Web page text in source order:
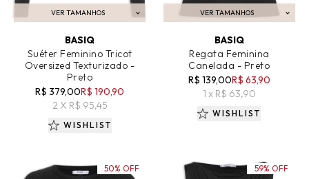
VER TAMANHOS
ADICIONAR AO CARRINHO
BASIQ
Suéter Feminino Tricot
Oversized Texturizado -
Preto
R$ 379,00R$ 190,90
2 X R$ 95,45
WISHLIST
VER TAMANHOS
ADICIONAR AO CARRINHO
BASIQ
Regata Feminina
Canelada - Preto
R$ 139,00R$ 63,90
1 x R$ 63,90
WISHLIST
50% OFF 59% OFF